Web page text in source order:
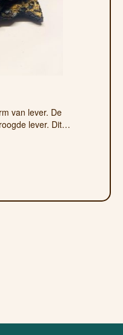
van lever. De
lever. Dit…